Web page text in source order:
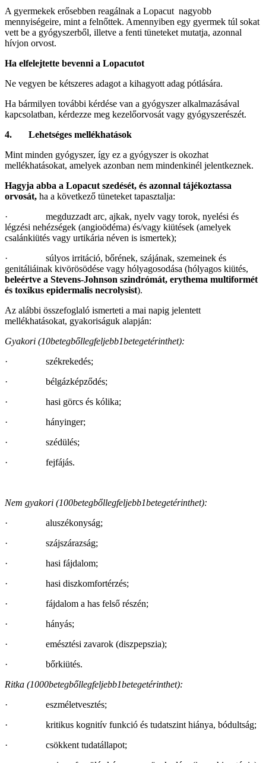
A gyermekek erősebben reagálnak a Lopacut nagyobb
mennyiségeire, mint a felnőttek. Amennyiben egy gyermek túl sokat
vett be a gyógyszerből, illetve a fenti tüneteket mutatja, azonnal
hívjon orvost.
Ha elfelejtette bevenni a Lopacutot
Ne vegyen be kétszeres adagot a kihagyott adag pótlására.
Ha bármilyen további kérdése van a gyógyszer alkalmazásával
kapcsolatban, kérdezze meg kezelőorvosát vagy gyógyszerészét.
4. Lehetséges mellékhatások
Mint minden gyógyszer, így ez a gyógyszer is okozhat
mellékhatásokat, amelyek azonban nem mindenkinél jelentkeznek.
Hagyja abba a Lopacut szedését, és azonnal tájékoztassa
orvosát, ha a következő tüneteket ta­pasztalja:
· megduzzadt arc, ajkak, nyelv vagy torok, nyelési és
légzési nehézségek (angioödéma) és/vagy kiütések (amelyek
csalánkiütés vagy urtikária néven is ismertek);
· súlyos irritáció, bőrének, szájának, szemeinek és
genitáliáinak kivörösödése vagy hólyagosodása (hólyagos kiütés,
beleértve a Stevens-Johnson szindrómát, erythema multiformét
és toxikus epidermalis necrolysist).
Az alábbi összefoglaló ismerteti a mai napig jelentett
mellékhatásokat, gyakoriságuk alapján:
Gyakori (10betegbőllegfeljebb1betegetérinthet):
· székrekedés;
· bélgázképződés;
· hasi görcs és kólika;
· hányinger;
· szédülés;
· fejfájás.
Nem gyakori (100betegbőllegfeljebb1betegetérinthet):
· aluszékonyság;
· szájszárazság;
· hasi fájdalom;
· hasi diszkomfortérzés;
· fájdalom a has felső részén;
· hányás;
· emésztési zavarok (diszpepszia);
· bőrkiütés.
Ritka (1000betegbőllegfeljebb1betegetérinthet):
· eszméletvesztés;
· kritikus kognitív funkció és tudatszint hiánya, bódultság;
· csökkent tudatállapot;